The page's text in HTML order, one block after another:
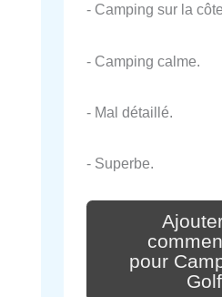
- Camping sur la
- Camping calme.
- Mal détaillé.
- Superbe.
pour
Golf